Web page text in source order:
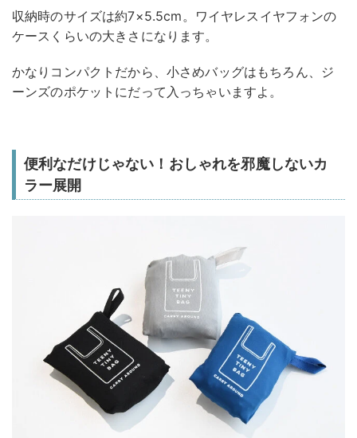
収納時のサイズは約7×5.5cm。ワイヤレスイヤフォンの
ケースくらいの大きさになります。
かなりコンパクトだから、小さめバッグはもちろん、ジ
ーンズのポケットにだって入っちゃいますよ。
便利なだけじゃない！おしゃれを邪魔しないカ
ラー展開